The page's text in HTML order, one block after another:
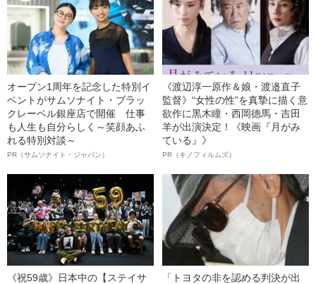
オープン1周年を記念した特別イ
ベントがサムソナイト・ブラッ
クレーベル銀座店で開催 仕事
も人生も自分らしく～笑顔あふ
れる特別対談～
PR（サムソナイト・ジャパン）
《渡辺淳一原作＆娘・渡邉直子
監督》“女性の性”を真摯に描く意
欲作に黒木瞳・西岡德馬・吉田
羊が出演決定！《映画『月がみ
ている』》
PR（キノフィルムズ）
《祝59歳》日本中の【ステイサ
「トヨタの非を認める判決が出